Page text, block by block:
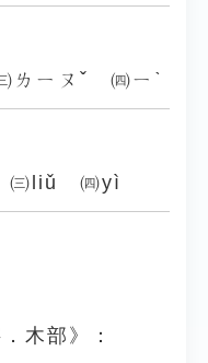
ㄌㄧㄡˇ ㈣ㄧˋ
㈢liǔ ㈣yì
木部》：